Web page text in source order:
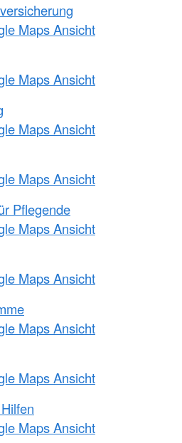
Maps Ansicht
Maps Ansicht
Maps Ansicht
Maps Ansicht
Pflegende
Maps Ansicht
Maps Ansicht
Maps Ansicht
Maps Ansicht
Maps Ansicht